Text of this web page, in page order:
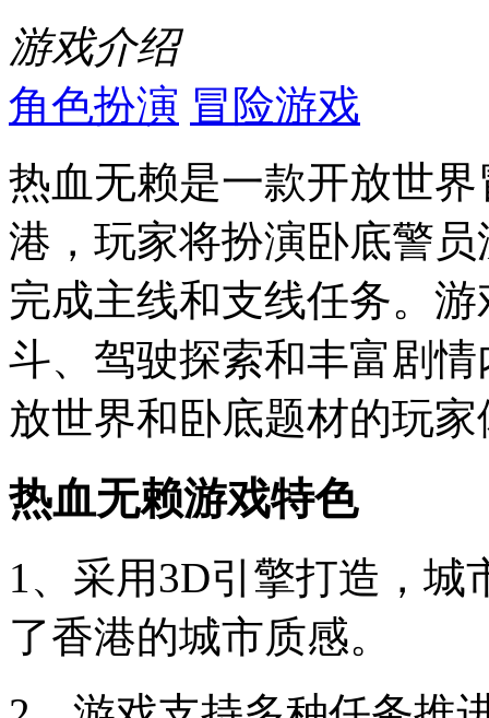
游戏介绍
角色扮演 冒险游戏
热血无赖是一款开放世
港，玩家将扮演卧底警
完成主线和支线任务。
斗、驾驶探索和丰富剧
放世界和卧底题材的玩家
热血无赖游戏特色
1、采用3D引擎打造，
了香港的城市质感。